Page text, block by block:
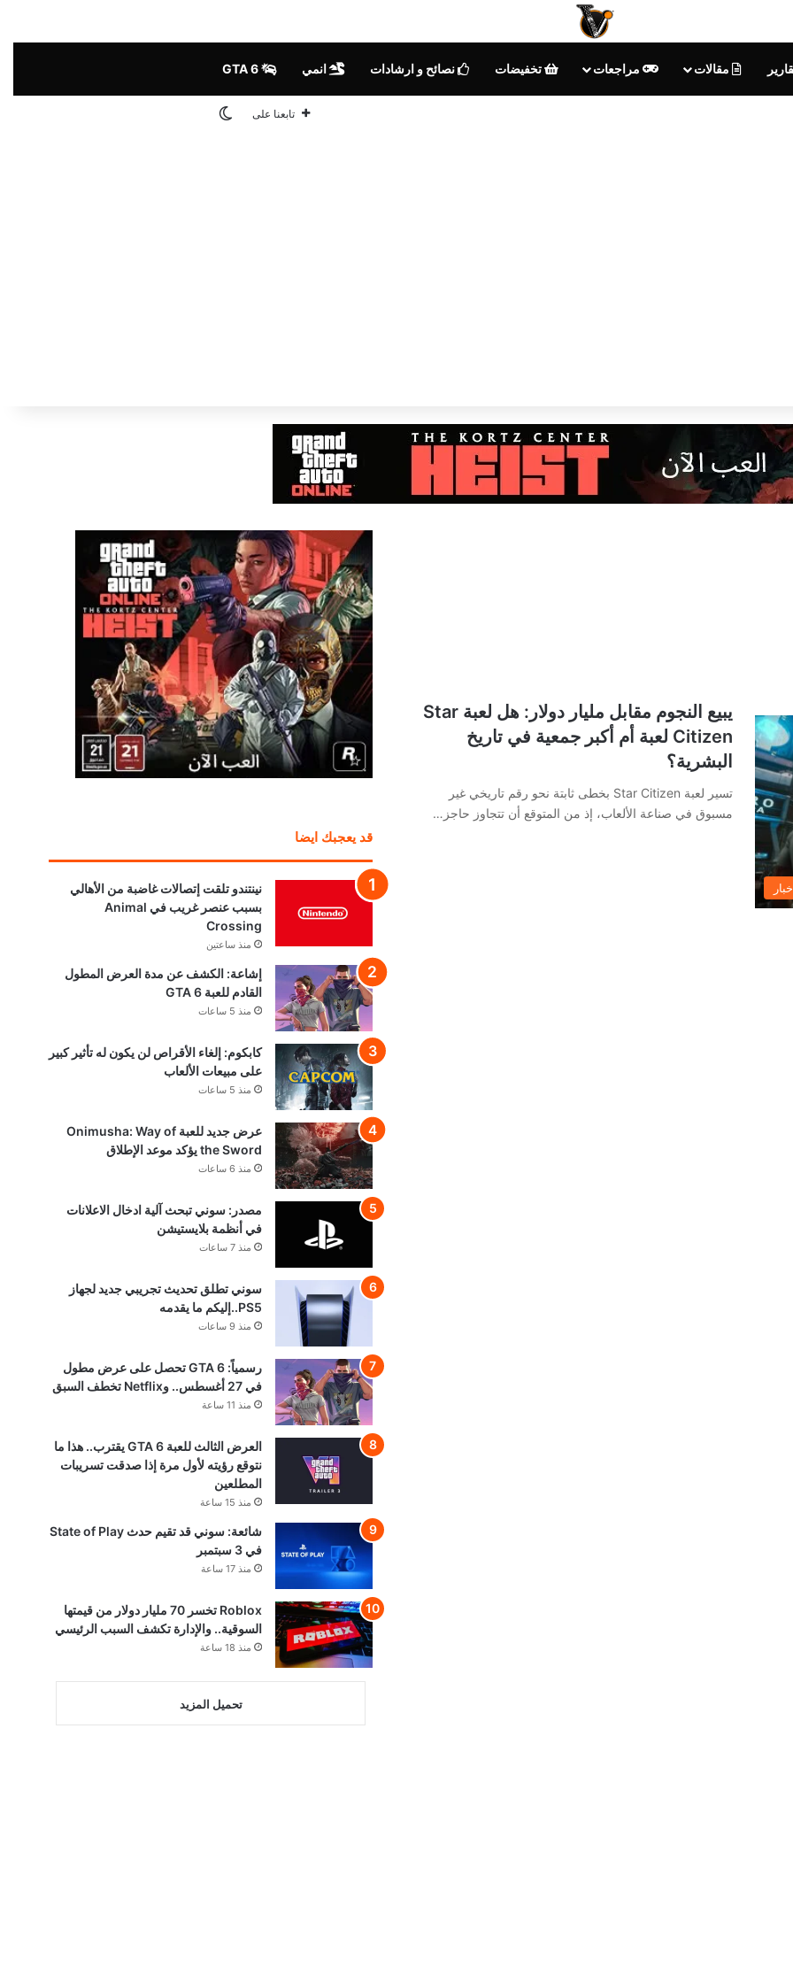
مقالات مراجعات تخفيضات نصائح و ارشادات انمي
تابعنا على الوضع المظلم
يبيع النجوم مقابل مليار دولار: هل لعبة Star
Citizen لعبة أم أكبر جمعية في تاريخ
البشرية؟
تسير لعبة Star Citizen بخطى ثابتة نحو رقم تاريخي غير
مسبوق في صناعة الألعاب، إذ من المتوقع أن تتجاوز حاجز…
قد يعجبك ايضا
نينتندو تلقت إتصالات غاضبة من الأهالي
بسبب عنصر غريب في Animal
Crossing
منذ ساعتين
إشاعة: الكشف عن مدة العرض المطول
القادم للعبة GTA 6
منذ 5 ساعات
كابكوم: إلغاء الأقراص لن يكون له تأثير كبير
على مبيعات الألعاب
منذ 5 ساعات
عرض جديد للعبة Onimusha: Way of
the Sword يؤكد موعد الإطلاق
منذ 6 ساعات
مصدر: سوني تبحث آلية ادخال الاعلانات
في أنظمة بلايستيشن
منذ 7 ساعات
سوني تطلق تحديث تجريبي جديد لجهاز
PS5..إليكم ما يقدمه
منذ 9 ساعات
رسمياً: GTA 6 تحصل على عرض مطول
في 27 أغسطس.. وNetflix تخطف السبق
منذ 11 ساعة
العرض الثالث للعبة GTA 6 يقترب.. هذا ما
نتوقع رؤيته لأول مرة إذا صدقت تسريبات
المطلعين
منذ 15 ساعة
شائعة: سوني قد تقيم حدث State of Play
في 3 سبتمبر
منذ 17 ساعة
Roblox تخسر 70 مليار دولار من قيمتها
السوقية.. والإدارة تكشف السبب الرئيسي
منذ 18 ساعة
تحميل المزيد